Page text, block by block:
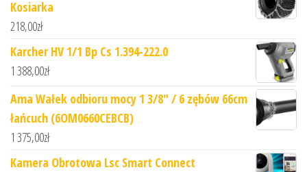
Kosiarka
218,00zł
Karcher HV 1/1 Bp Cs 1.394-222.0
1 388,00zł
Ama Wałek odbioru mocy 1 3/8" / 6 zębów 66cm
łańcuch (6OM0660CEBCB)
1 375,00zł
Kamera Obrotowa Lsc Smart Connect